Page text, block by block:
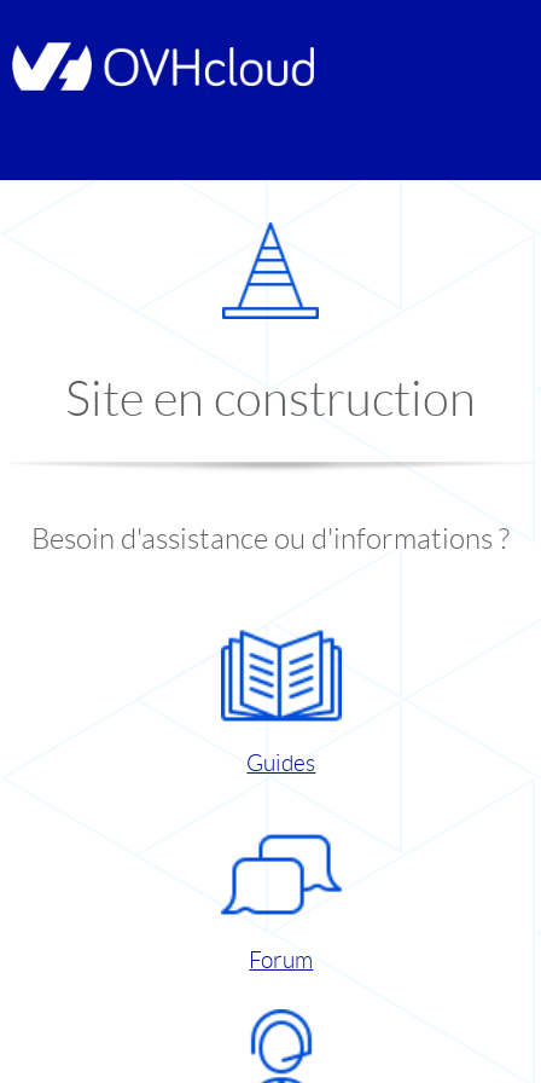
Site en construction
Besoin d'assistance ou d'informations ?
Guides
Forum